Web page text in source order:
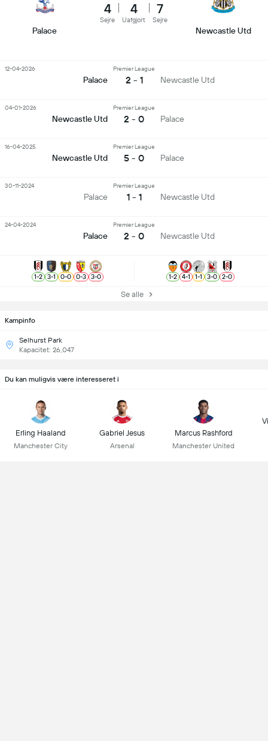
Kampinfo
Selhurst Park
Kapacitet: 26,047
Palace
4
Sejre
4
Uafgjort
7
Sejre
Newcastle Utd
Palace
Premier League
2 - 1 Newcastle Utd
12-04-2026
Newcastle Utd
Premier League
2 - 0 Palace
04-01-2026
Newcastle Utd
Premier League
5 - 0 Palace
16-04-2025
Palace
Premier League
1 - 1 Newcastle Utd
30-11-2024
Palace
Premier League
2 - 0 Newcastle Utd
24-04-2024
1-2 3-1 0-0 0-3 3-0 1-2 4-1 1-1 3-0 2-0
Se alle
Du kan muligvis være interesseret i
Erling Haaland
Manchester City
Gabriel Jesus
Arsenal
Marcus Rashford
Manchester United